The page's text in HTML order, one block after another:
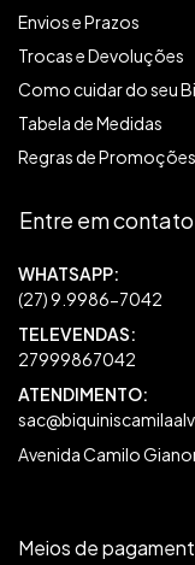
Envios e Prazos
Trocas e Devoluções
Como cuidar do seu
Tabela de Medidas
Regras de Promoções
Entre em contato
27999867042
Avenida Camilo
Meios de